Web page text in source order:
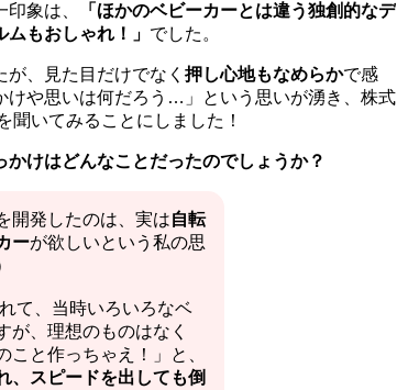
象は、
「ほかのベビーカーとは違う独創的なデ
もおしゃれ！」 でした。
、見た目だけでなく 押し心地もなめらかで感
けや思いは何だろう…」という思いが湧き、株式
聞いてみることにしました！
けはどんなことだったのでしょうか？
開発したのは、実は自転
ーが欲しいという私の思
て、当時いろいろなベ
が、理想のものはなく
と作っちゃえ！」と、
、スピードを出しても倒